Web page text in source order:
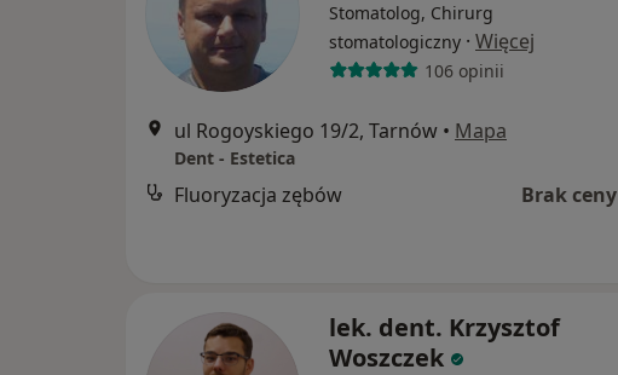
Stomatolog, Chirurg
stomatologiczny · Więcej
106 opinii
ul Rogoyskiego 19/2, Tarnów • Mapa
Dent - Estetica
Fluoryzacja zębów Brak ceny
lek. dent. Krzysztof
Woszczek